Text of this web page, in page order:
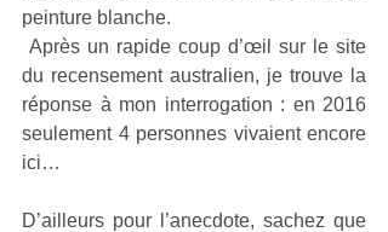
peinture blanche.
du recensement australien, je trouve la
réponse à mon interrogation : en 2016
seulement 4 personnes vivaient encore
ici…
D’ailleurs pour l’anecdote, sachez que